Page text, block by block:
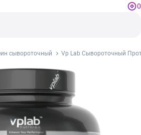
0
сывороточный Vp Lab Сывороточный